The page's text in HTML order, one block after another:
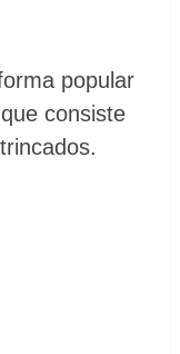
popular
consiste